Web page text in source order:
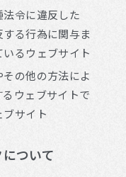
令に違反した
る行為に関与ま
るウェブサイト
の他の方法によ
ウェブサイトで
サイト
ついて